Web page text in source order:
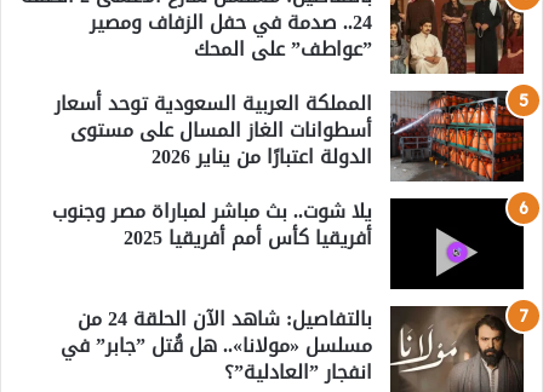
24.. صدمة في حفل الزفاف ومصير
”عواطف” على المحك
المملكة العربية السعودية توحد أسعار
أسطوانات الغاز المسال على مستوى
الدولة اعتبارًا من يناير 2026
يلا شوت.. بث مباشر لمباراة مصر وجنوب
أفريقيا كأس أمم أفريقيا 2025
بالتفاصيل: شاهد الآن الحلقة 24 من
مسلسل «مولانا».. هل قُتل ”جابر” في
انفجار ”العادلية”؟